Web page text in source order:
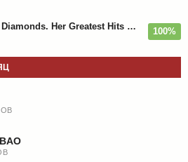
C.C. Catch - Diamonds. Her Greatest Hits 1988 100%